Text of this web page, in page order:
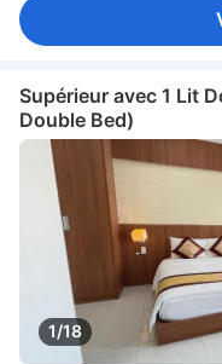
Supérieur avec 1 Lit
Double Bed)
1/18